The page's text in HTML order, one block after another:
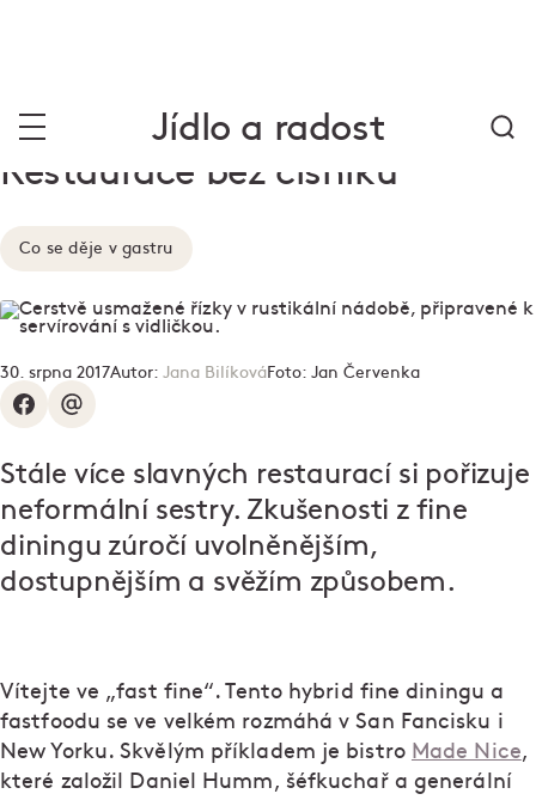
Jídlo a radost
Restaurace bez číšníků
Co se děje v gastru
30. srpna 2017Autor: Jana BilíkováFoto: Jan Červenka
Stále více slavných restaurací si pořizuje
neformální sestry. Zkušenosti z fine
diningu zúročí uvolněnějším,
dostupnějším a svěžím způsobem.
Vítejte ve „fast fine“. Tento hybrid fine diningu a
fastfoodu se ve velkém rozmáhá v San Fancisku i
New Yorku. Skvělým příkladem je bistro Made Nice,
které založil Daniel Humm, šéfkuchař a generální